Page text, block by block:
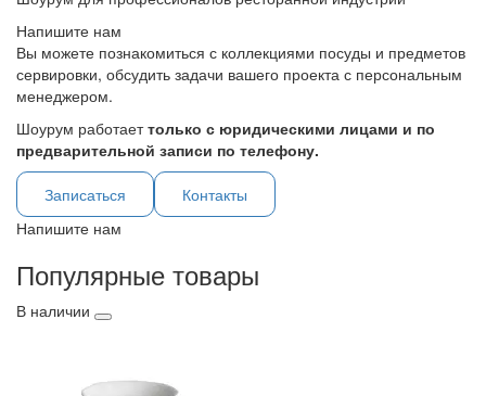
Напишите нам
Вы можете познакомиться с коллекциями посуды и предметов
сервировки, обсудить задачи вашего проекта с персональным
менеджером.
Шоурум работаеттолько с юридическими лицами и по
предварительной записи по телефону.
Записаться
Контакты
Напишите нам
Популярные товары
В наличии